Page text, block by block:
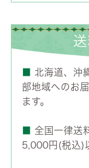
北海道、沖
部地域へのお
ます。
全国一律送
5,000円(税込)